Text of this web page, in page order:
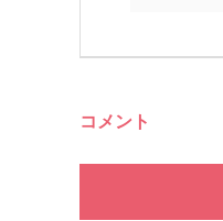
コメント